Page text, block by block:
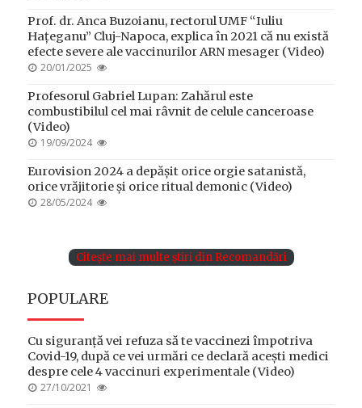
Prof. dr. Anca Buzoianu, rectorul UMF “Iuliu
Hațeganu” Cluj-Napoca, explica în 2021 că nu există
efecte severe ale vaccinurilor ARN mesager (Video)
POSTED
20/01/2025
Profesorul Gabriel Lupan: Zahărul este
combustibilul cel mai râvnit de celule canceroase
(Video)
POSTED
19/09/2024
Eurovision 2024 a depășit orice orgie satanistă,
orice vrăjitorie și orice ritual demonic (Video)
POSTED
28/05/2024
Citește mai multe știri din Recomandări
POPULARE
Cu siguranță vei refuza să te vaccinezi împotriva
Covid-19, după ce vei urmări ce declară acești medici
despre cele 4 vaccinuri experimentale (Video)
POSTED
27/10/2021